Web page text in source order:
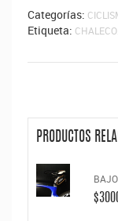
Categorías:
Etiqueta: CHALECO
PRODUCTOS